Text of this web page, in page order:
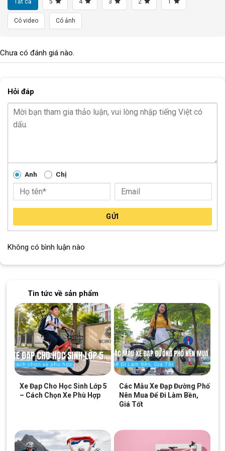
Có video Có ảnh
Chưa có đánh giá nào.
Hỏi đáp
Anh Chị
GỬI
Không có bình luận nào
Tin tức về sản phẩm
Xe Đạp Cho Học Sinh Lớp 5
– Cách Chọn Xe Phù Hợp
Các Mẫu Xe Đạp Đường Phố
Nên Mua Để Đi Làm Bền,
Giá Tốt